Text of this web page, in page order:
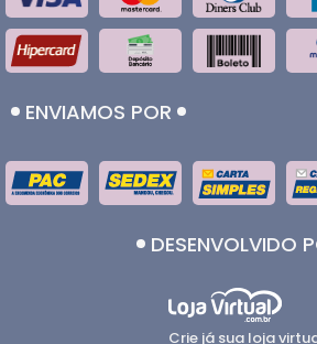
ENVIAMOS POR
DESENVOLVIDO
Crie já sua loja